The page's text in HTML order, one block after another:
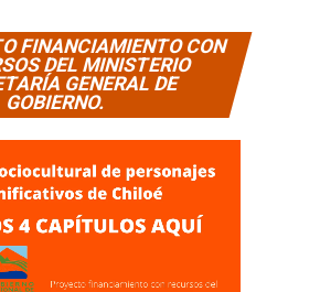
FINANCIAMIENTO CON
DEL MINISTERIO
GENERAL DE
GOBIERNO.